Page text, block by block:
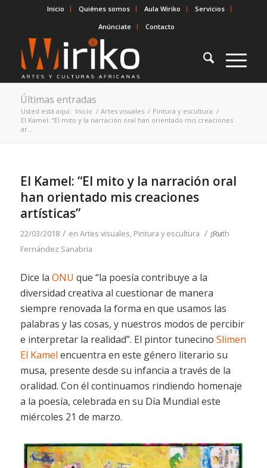
Inicio Quiénes somos Aula Wiriko
Servicios
Anúnciate
Contacto
Últimas entradas
Usted está aquí: Inicio / Artes visuales / Pintura y escultura /
El Kamel: “El mito y la narración oral han orientado mis creaciones
ar...
El Kamel: “El mito y la narración oral
han orientado mis creaciones
artísticas”
22/03/2018 / en Artes visuales, Pintura y escultura / por
Ruth
Fernández Sanabria
Dice la ONU que “la poesía contribuye a la
diversidad creativa al cuestionar de manera
siempre renovada la forma en que usamos las
palabras y las cosas, y nuestros modos de percibir
e interpretar la realidad”. El pintor tunecino Slimen
El Kamel encuentra en este género literario su
musa, presente desde su infancia a través de la
oralidad. Con él continuamos rindiendo homenaje
a la poesía, celebrada en su Día Mundial este
miércoles 21 de marzo.